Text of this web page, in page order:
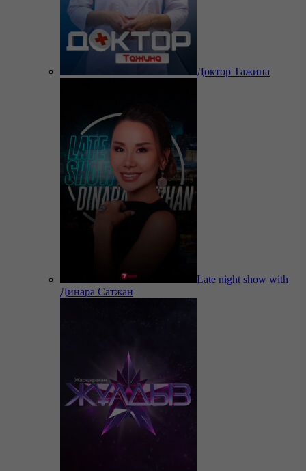
Доктор Тажина
Late night show with
Динара Сатжан